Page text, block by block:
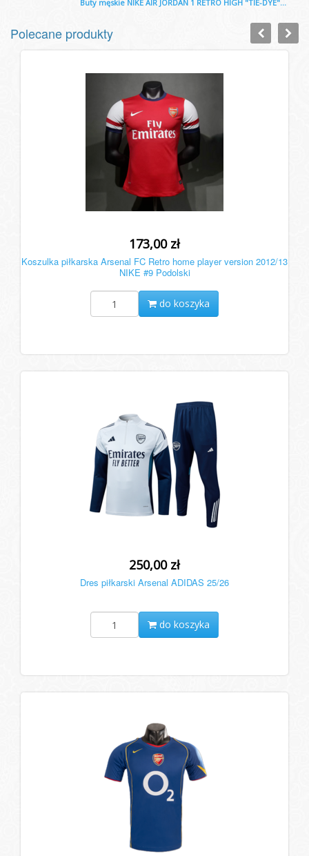
Buty męskie NIKE AIR JORDAN 1 RETRO HIGH "TIE-DYE"...
Polecane produkty
173,00 zł
Koszulka piłkarska Arsenal FC Retro home player version 2012/13
NIKE #9 Podolski
do koszyka
250,00 zł
Dres piłkarski Arsenal ADIDAS 25/26
do koszyka